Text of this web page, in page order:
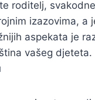
roditelj,
izazovima, a
aspekata je
vašeg djeteta.